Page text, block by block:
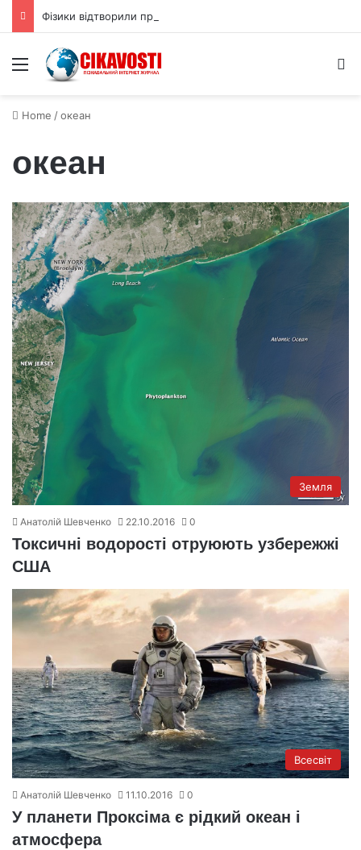
Menu
Home /океан
океан
Земля
Анатолій Шевченко 22.10.2016 0
Токсичні водорості отруюють узбережжі
США
Всесвіт
Анатолій Шевченко 11.10.2016 0
У планети Проксіма є рідкий океан і
атмосфера